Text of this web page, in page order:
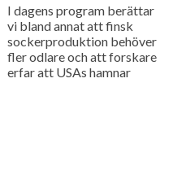
I dagens program berättar
vi bland annat att finsk
sockerproduktion behöver
fler odlare och att forskare
erfar att USAs hamnar